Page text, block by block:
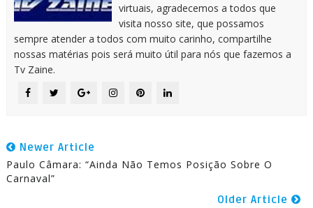
virtuais, agradecemos a todos que
visita nosso site, que possamos
sempre atender a todos com muito carinho, compartilhe
nossas matérias pois será muito útil para nós que fazemos a
Tv Zaine.
Newer Article
Paulo Câmara: “ainda Não Temos Posição Sobre O
Carnaval”
Older Article